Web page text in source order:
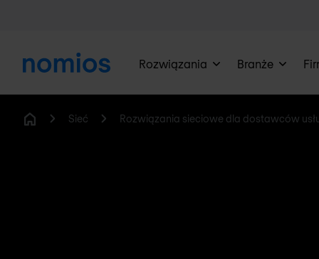
Rozwiązania Branże
Sieć Rozwiązania sieciowe dla dostawców